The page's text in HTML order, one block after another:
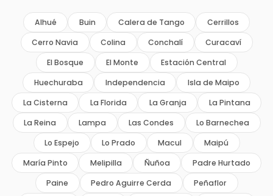
Alhué Buin Calera de Tango
Cerrillos
Cerro Navia
Colina Conchalí
Curacaví
El Bosque
El Monte
Estación Central
Huechuraba
Independencia
Isla de Maipo
La Cisterna
La Florida La Granja
La Pintana
La Reina
Lampa Las Condes
Lo Barnechea
Lo Espejo
Lo Prado Macul
Maipú
María Pinto
Melipilla Ñuñoa
Padre Hurtado
Paine
Pedro Aguirre Cerda Peñaflor